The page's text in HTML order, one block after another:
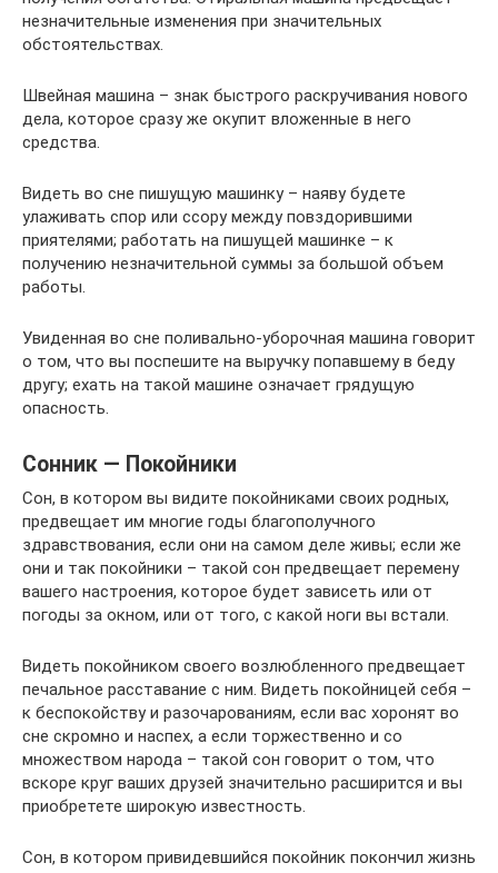
незначительные изменения при значительных
обстоятельствах.
Швейная машина – знак быстрого раскручивания нового
дела, которое сразу же окупит вложенные в него
средства.
Видеть во сне пишущую машинку – наяву будете
улаживать спор или ссору между повздорившими
приятелями; работать на пишущей машинке – к
получению незначительной суммы за большой объем
работы.
Увиденная во сне поливально-уборочная машина говорит
о том, что вы поспешите на выручку попавшему в беду
другу; ехать на такой машине означает грядущую
опасность.
Сонник — Покойники
Сон, в котором вы видите покойниками своих родных,
предвещает им многие годы благополучного
здравствования, если они на самом деле живы; если же
они и так покойники – такой сон предвещает перемену
вашего настроения, которое будет зависеть или от
погоды за окном, или от того, с какой ноги вы встали.
Видеть покойником своего возлюбленного предвещает
печальное расставание с ним. Видеть покойницей себя –
к беспокойству и разочарованиям, если вас хоронят во
сне скромно и наспех, а если торжественно и со
множеством народа – такой сон говорит о том, что
вскоре круг ваших друзей значительно расширится и вы
приобретете широкую известность.
Сон, в котором привидевшийся покойник покончил жизнь